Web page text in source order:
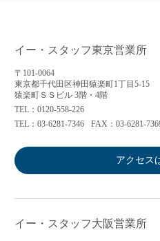
イー・スタッフ東京営業所
〒101-0064
東京都千代田区神田猿楽町1丁目5-15
猿楽町ＳＳビル 3階・4階
TEL：0120-558-226
TEL：03-6281-7346
FAX：03-6281-
アクセス
イー・スタッフ大阪営業所